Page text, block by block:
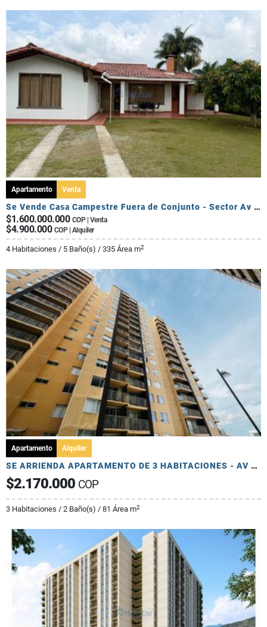
Apartamento Venta
Se Vende Casa Campestre Fuera de Conjunto - Sector Av Centenario
$1.600.000.000 COP | Venta
$4.900.000 COP | Alquiler
4 Habitaciones / 5 Baño(s) / 335 Área m2
Apartamento Alquiler
SE ARRIENDA APARTAMENTO DE 3 HABITACIONES - AV 19 NORTE
$2.170.000 COP
3 Habitaciones / 2 Baño(s) / 81 Área m2